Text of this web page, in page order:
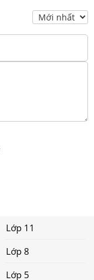
Lớp 11
Lớp 8
Lớp 5